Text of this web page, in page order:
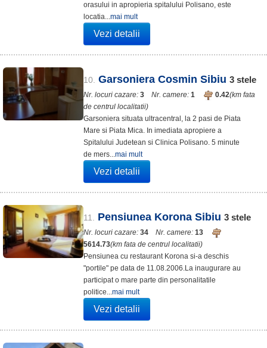
orasului in apropieria spitalului Polisano, este
locatia...mai mult
Vezi detalii
10. Garsoniera Cosmin Sibiu 3 stele
Nr. locuri cazare: 3 Nr. camere: 1 0.42(km fata
de centrul localitatii)
Garsoniera situata ultracentral, la 2 pasi de Piata
Mare si Piata Mica. In imediata apropiere a
Spitalului Judetean si Clinica Polisano. 5 minute
de mers...mai mult
Vezi detalii
11. Pensiunea Korona Sibiu 3 stele
Nr. locuri cazare: 34 Nr. camere: 13
5614.73(km fata de centrul localitatii)
Pensiunea cu restaurant Korona si-a deschis
"portile" pe data de 11.08.2006.La inaugurare au
participat o mare parte din personalitatile
politice...mai mult
Vezi detalii